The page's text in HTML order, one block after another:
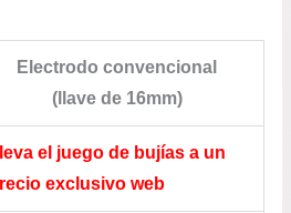
Electrodo convencional
(llave de 16mm)
el juego de bujías a un
exclusivo web